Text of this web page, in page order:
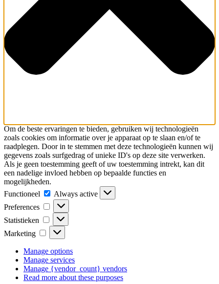
Om de beste ervaringen te bieden, gebruiken wij technologieën
zoals cookies om informatie over je apparaat op te slaan en/of te
raadplegen. Door in te stemmen met deze technologieën kunnen wij
gegevens zoals surfgedrag of unieke ID's op deze site verwerken.
Als je geen toestemming geeft of uw toestemming intrekt, kan dit
een nadelige invloed hebben op bepaalde functies en
mogelijkheden.
Functioneel
Functioneel
Always active
Preferences
Preferences
Statistieken Statistieken
Marketing Marketing
Manage options
Manage services
Manage {vendor_count} vendors
Read more about these purposes